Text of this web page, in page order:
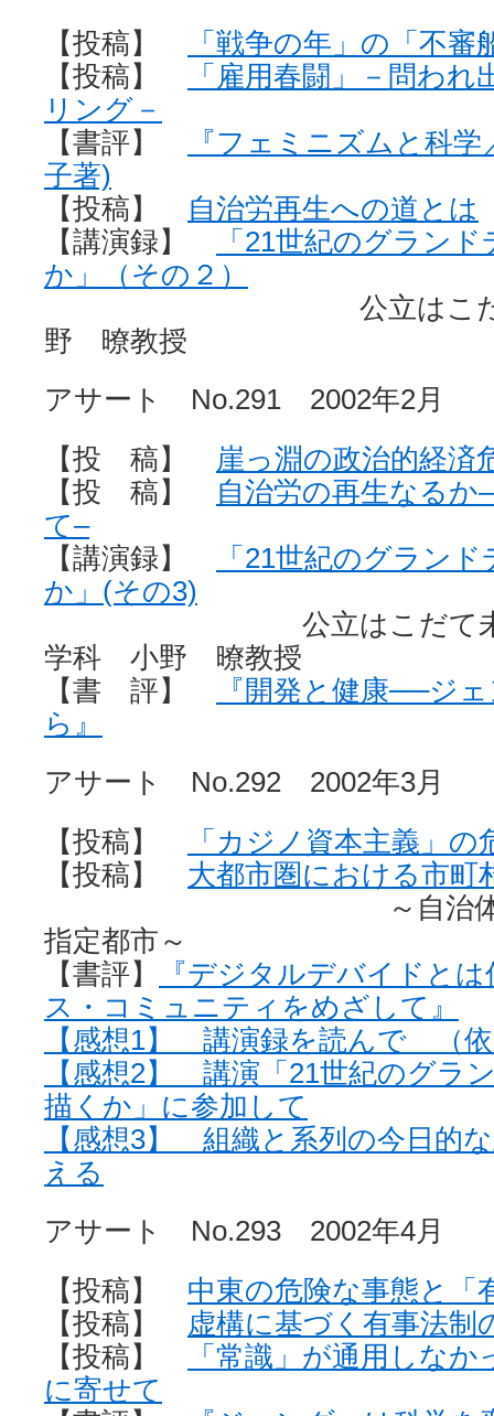
【投稿】
「戦争の年」の「不審
【投稿】
「雇用春闘」－問わ
リング－
【書評】
『フェミニズムと科
子著)
【投稿】
自治労再生への道とは
【講演録】
「21世紀のグラン
か」（その２）
公立はこだて未
野 暸教授
アサート No.291 2002年2月
【投 稿】
崖っ淵の政治的経済
【投 稿】
自治労の再生なるか
て–
【講演録】
「21世紀のグラン
か」(その3)
公立はこだて未来
学科 小野 暸教授
【書 評】
『開発と健康──ジ
ら』
アサート No.292 2002年3月
【投稿】
「カジノ資本主義」の
【投稿】 大都市圏における市町
～自治体連合と
指定都市～
【書評】
『デジタルデバイドと
ス・コミュニティをめざして』
【感想1】 講演録を読んで （
【感想2】 講演「21世紀のグラ
描くか」に参加して
【感想3】 組織と系列の今日的
える
アサート No.293 2002年4月
【投稿】 中東の危険な事態と
【投稿】
虚構に基づく有事法制
【投稿】
「常識」が通用しな
に寄せて